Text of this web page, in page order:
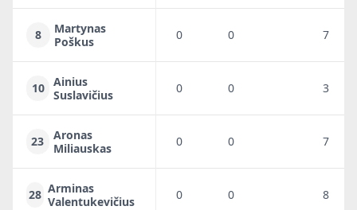
8
Martynas
Poškus
0 0 7
10
Ainius
Suslavičius
0 0 3
23
Aronas
Miliauskas
0 0 7
28 Arminas
Valentukevičius
0 0 8